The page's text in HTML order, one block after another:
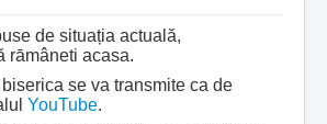
de situația actuală,
rāmâneti acasa.
se va transmite ca de
YouTube.